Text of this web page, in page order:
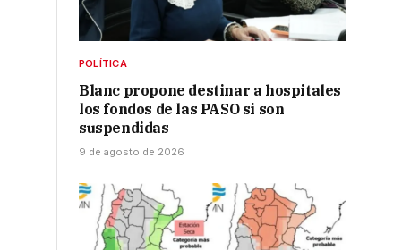
POLÍTICA
Blanc propone destinar a hospitales
los fondos de las PASO si son
suspendidas
9 de agosto de 2026